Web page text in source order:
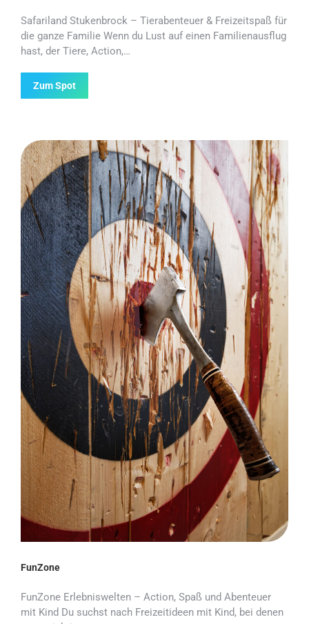
Safariland Stukenbrock – Tierabenteuer & Freizeitspaß für
die ganze Familie Wenn du Lust auf einen Familienausflug
hast, der Tiere, Action,…
Zum Spot
FunZone
FunZone Erlebniswelten – Action, Spaß und Abenteuer
mit Kind Du suchst nach Freizeitideen mit Kind, bei denen